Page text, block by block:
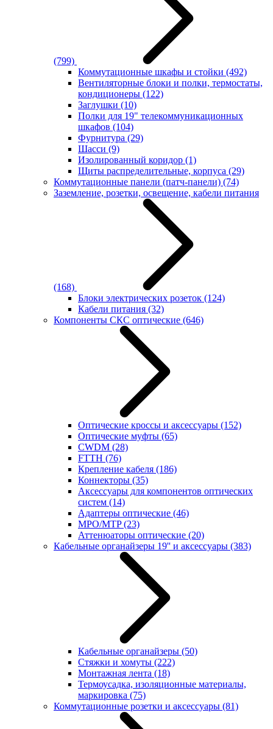
(799)
Коммутационные шкафы и стойки (492)
Вентиляторные блоки и полки, термостаты,
кондиционеры (122)
Заглушки (10)
Полки для 19" телекоммуникационных
шкафов (104)
Фурнитура (29)
Шасси (9)
Изолированный коридор (1)
Щиты распределительные, корпуса (29)
Коммутационные панели (патч-панели) (74)
Заземление, розетки, освещение, кабели питания
(168)
Блоки электрических розеток (124)
Кабели питания (32)
Компоненты СКС оптические (646)
Оптические кроссы и аксессуары (152)
Оптические муфты (65)
CWDM (28)
FTTH (76)
Крепление кабеля (186)
Коннекторы (35)
Аксессуары для компонентов оптических
систем (14)
Адаптеры оптические (46)
MPO/MTP(23)
Аттенюаторы оптические (20)
Кабельные органайзеры 19'' и аксессуары (383)
Кабельные органайзеры (50)
Стяжки и хомуты (222)
Монтажная лента (18)
Термоусадка, изоляционные материалы,
маркировка (75)
Коммутационные розетки и аксессуары (81)